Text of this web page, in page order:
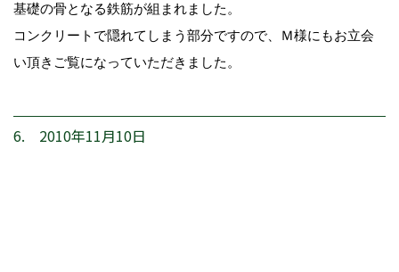
基礎の骨となる鉄筋が組まれました。
コンクリートで隠れてしまう部分ですので、Ｍ様にもお立会
い頂きご覧になっていただきました。
6. 2010年11月10日